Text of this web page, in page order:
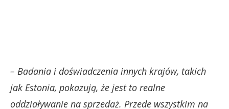
– Badania i doświadczenia innych krajów, takich
jak Estonia, pokazują, że jest to realne
oddziaływanie na sprzedaż. Przede wszystkim na